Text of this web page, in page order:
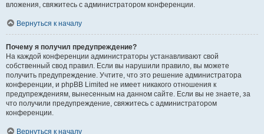
вложения, свяжитесь с администратором конференции.
Вернуться к началу
Почему я получил предупреждение?
На каждой конференции администраторы устанавливают свой
собственный свод правил. Если вы нарушили правило, вы можете
получить предупреждение. Учтите, что это решение администратора
конференции, и phpBB Limited не имеет никакого отношения к
предупреждениям, вынесенным на данном сайте. Если вы не знаете, за
что получили предупреждение, свяжитесь с администратором
конференции.
Вернуться к началу